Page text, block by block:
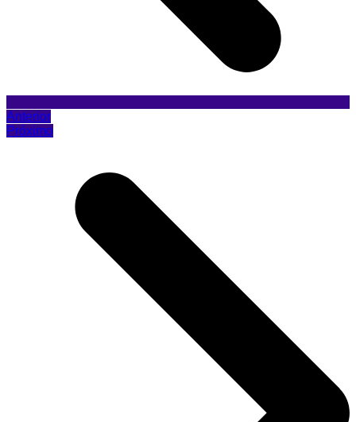
Anterior
Próximo